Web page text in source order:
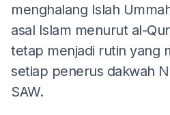
menghalang Islah
asal Islam menurut al-
tetap menjadi rutin yang
setiap penerus dakwah
SAW.